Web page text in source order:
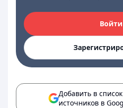
Войти
Добавить в
источников в